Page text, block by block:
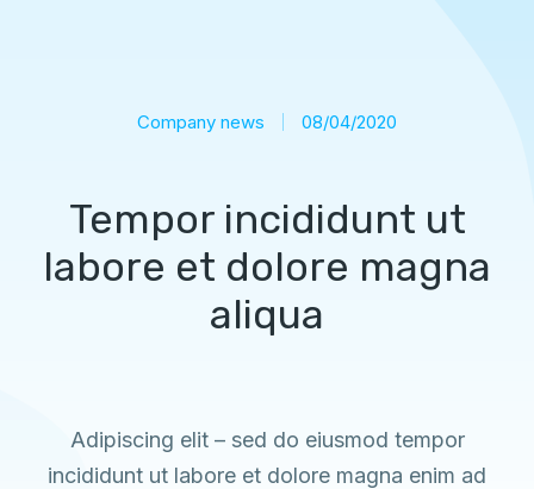
Company news 08/04/2020
Tempor incididunt ut
labore et dolore magna
aliqua
Adipiscing elit – sed do eiusmod tempor
incididunt ut labore et dolore magna enim ad